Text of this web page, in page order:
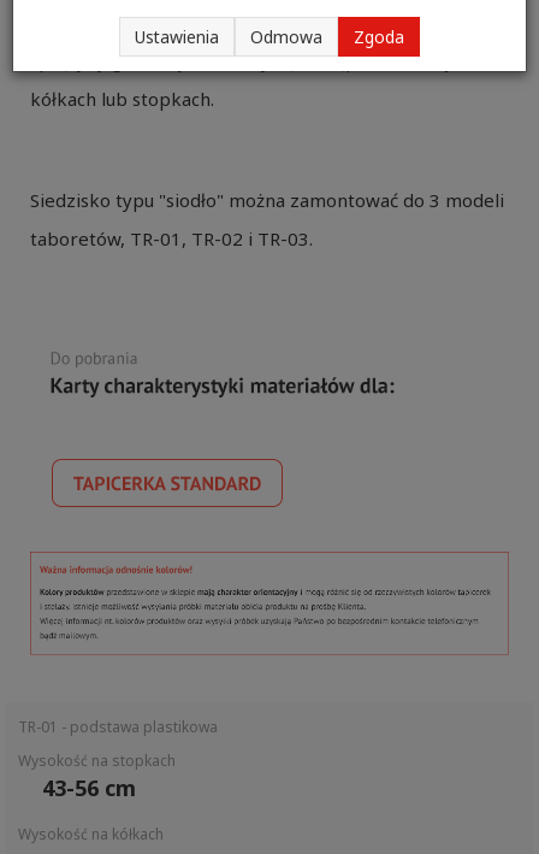
aluminiową. Regulacja wysokości odbywa się za pomocą
sprężyny gazowej. Taborety są dostępne w wersji na
kółkach lub stopkach.
Siedzisko typu "siodło" można zamontować do 3 modeli
taboretów, TR-01, TR-02 i TR-03.
TR-01 - podstawa plastikowa
Wysokość na stopkach
43-56 cm
Wysokość na kółkach
Ustawienia Odmowa Zgoda